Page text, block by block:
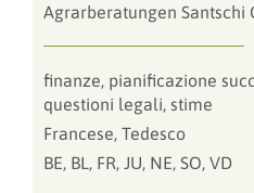
Agrarberatungen Santschi
finanze, pianificazione
questioni legali, stime
Francese, Tedesco
BE, BL, FR, JU, NE, SO, VD